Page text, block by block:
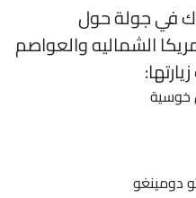
جولة حول
الشماليه والعواصم